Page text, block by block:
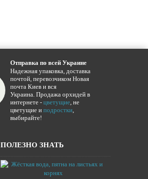
Отправка по всей Украине
Надежная упаковка, доставка
почтой, перевозчиком Новая
почта Киев и вся
Украина. Продажа орхидей в
интернете - цветущие, не
цветущие и подростки,
выбирайте!
ПОЛЕЗНО ЗНАТЬ